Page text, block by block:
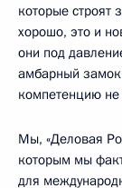
которые строят
хорошо, это и
они под
амбарный замок
компетенцию не
Мы, «Деловая
которым мы
для